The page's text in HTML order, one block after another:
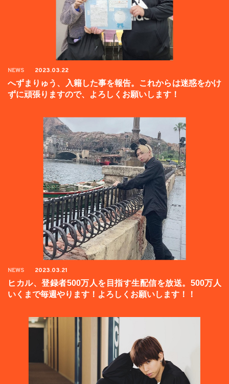
NEWS 2023.03.22
へずまりゅう、入籍した事を報告。これからは迷惑をかけ
ずに頑張りますので、よろしくお願いします！
NEWS 2023.03.21
ヒカル、登録者500万人を目指す生配信を放送。500万人
いくまで毎週やります！よろしくお願いします！！